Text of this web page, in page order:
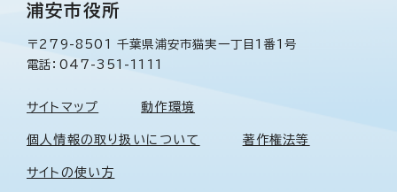
浦安市役所
〒279-8501 千葉県浦安市猫実一丁目1番1号
電話：047-351-1111
サイトマップ 動作環境
個人情報の取り扱いについて 著作権法等
サイトの使い方